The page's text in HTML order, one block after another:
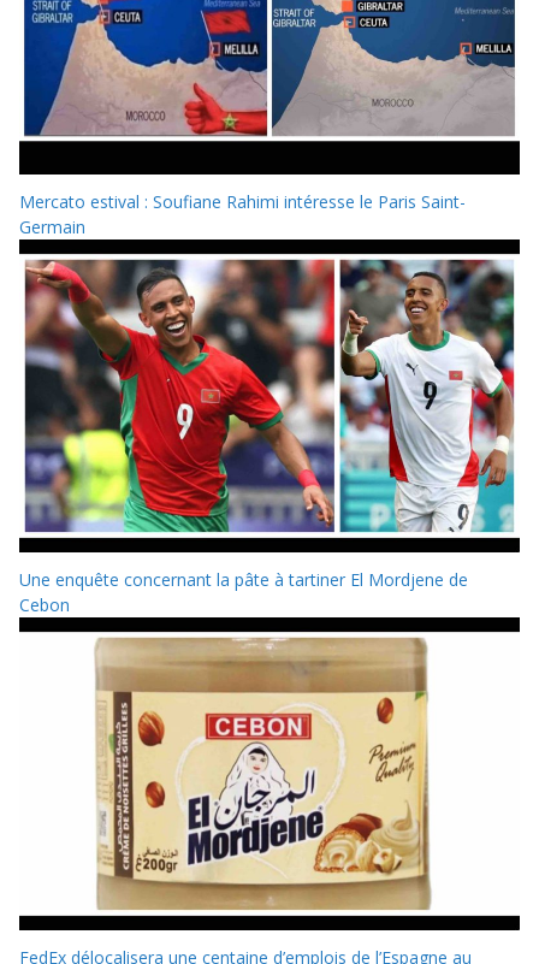
Mercato estival : Soufiane Rahimi intéresse le Paris Saint-
Germain
Une enquête concernant la pâte à tartiner El Mordjene de
Cebon
FedEx délocalisera une centaine d’emplois de l’Espagne au